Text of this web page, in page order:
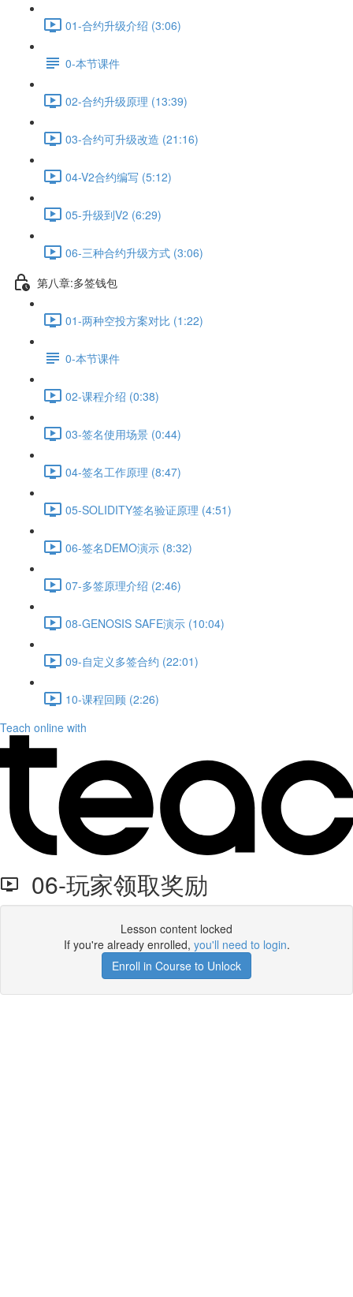
01-合约升级介绍 (3:06)
0-本节课件
02-合约升级原理 (13:39)
03-合约可升级改造 (21:16)
04-V2合约编写 (5:12)
05-升级到V2 (6:29)
06-三种合约升级方式 (3:06)
第八章:多签钱包
01-两种空投方案对比 (1:22)
0-本节课件
02-课程介绍 (0:38)
03-签名使用场景 (0:44)
04-签名工作原理 (8:47)
05-SOLIDITY签名验证原理 (4:51)
06-签名DEMO演示 (8:32)
07-多签原理介绍 (2:46)
08-GENOSIS SAFE演示 (10:04)
09-自定义多签合约 (22:01)
10-课程回顾 (2:26)
Teach online with
06-玩家领取奖励
Lesson content locked
If you're already enrolled, you'll need to login.
Enroll in Course to Unlock